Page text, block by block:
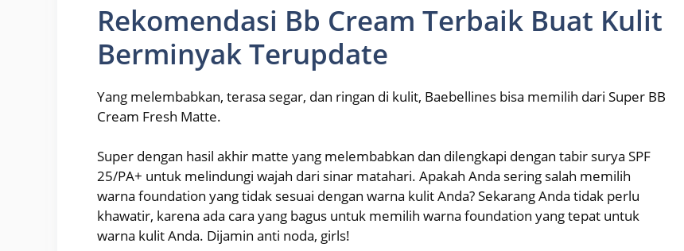
Rekomendasi Bb Cream Terbaik Buat Kulit
Berminyak Terupdate
Yang melembabkan, terasa segar, dan ringan di kulit, Baebellines bisa memilih dari Super BB
Cream Fresh Matte.
Super dengan hasil akhir matte yang melembabkan dan dilengkapi dengan tabir surya SPF
25/PA+ untuk melindungi wajah dari sinar matahari. Apakah Anda sering salah memilih
warna foundation yang tidak sesuai dengan warna kulit Anda? Sekarang Anda tidak perlu
khawatir, karena ada cara yang bagus untuk memilih warna foundation yang tepat untuk
warna kulit Anda. Dijamin anti noda, girls!